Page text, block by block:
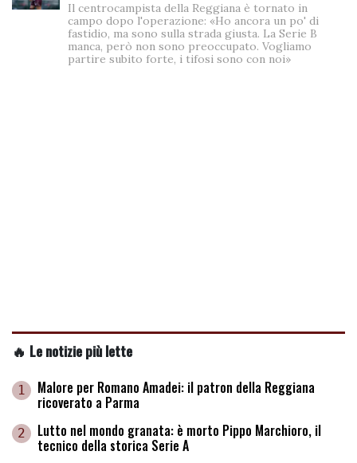
Il centrocampista della Reggiana è tornato in
campo dopo l'operazione: «Ho ancora un po' di
fastidio, ma sono sulla strada giusta. La Serie B
manca, però non sono preoccupato. Vogliamo
partire subito forte, i tifosi sono con noi»
🔥 Le notizie più lette
1 Malore per Romano Amadei: il patron della Reggiana
ricoverato a Parma
2 Lutto nel mondo granata: è morto Pippo Marchioro, il
tecnico della storica Serie A